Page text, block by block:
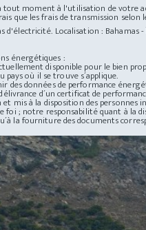
tout moment à l'utilisation de votre
que les frais de transmission selon
d'électricité. Localisation : Bahamas
énergétiques :
disponible pour le bien
où il se trouve s´applique.
des données de performance
d´un certificat de
mis à la disposition des personnes
; notre responsabilité quant à la
la fourniture des documents